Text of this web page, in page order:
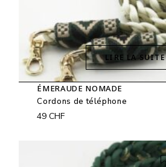
LIRE LA SUITE
ÉMERAUDE NOMADE
Cordons de téléphone
49CHF